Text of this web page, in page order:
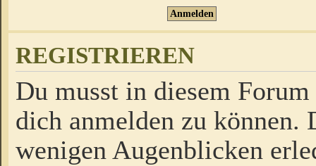
REGISTRIEREN
Du musst in diesem
dich anmelden zu
wenigen Augenblicken